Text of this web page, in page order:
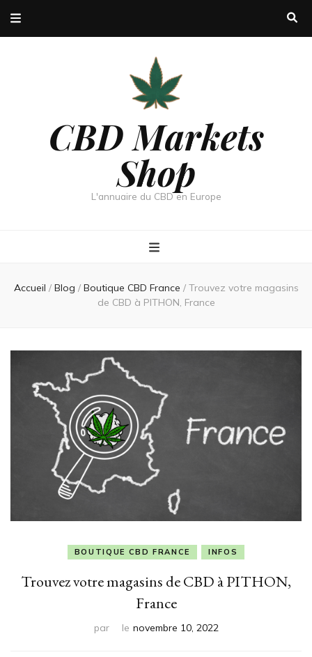
CBD Markets
Shop
L'annuaire du CBD en Europe
Accueil / Blog / Boutique CBD France / Trouvez votre magasins
de CBD à PITHON, France
BOUTIQUE CBD FRANCE INFOS
Trouvez votre magasins de CBD à PITHON,
France
par le novembre 10, 2022